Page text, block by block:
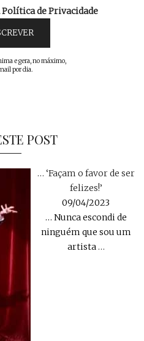
Política de Privacidade
e gera, no máximo,
por dia.
POST
… ‘Façam o favor de ser
felizes!’
09/04/2023
… Nunca escondi de
ninguém que sou um
artista …